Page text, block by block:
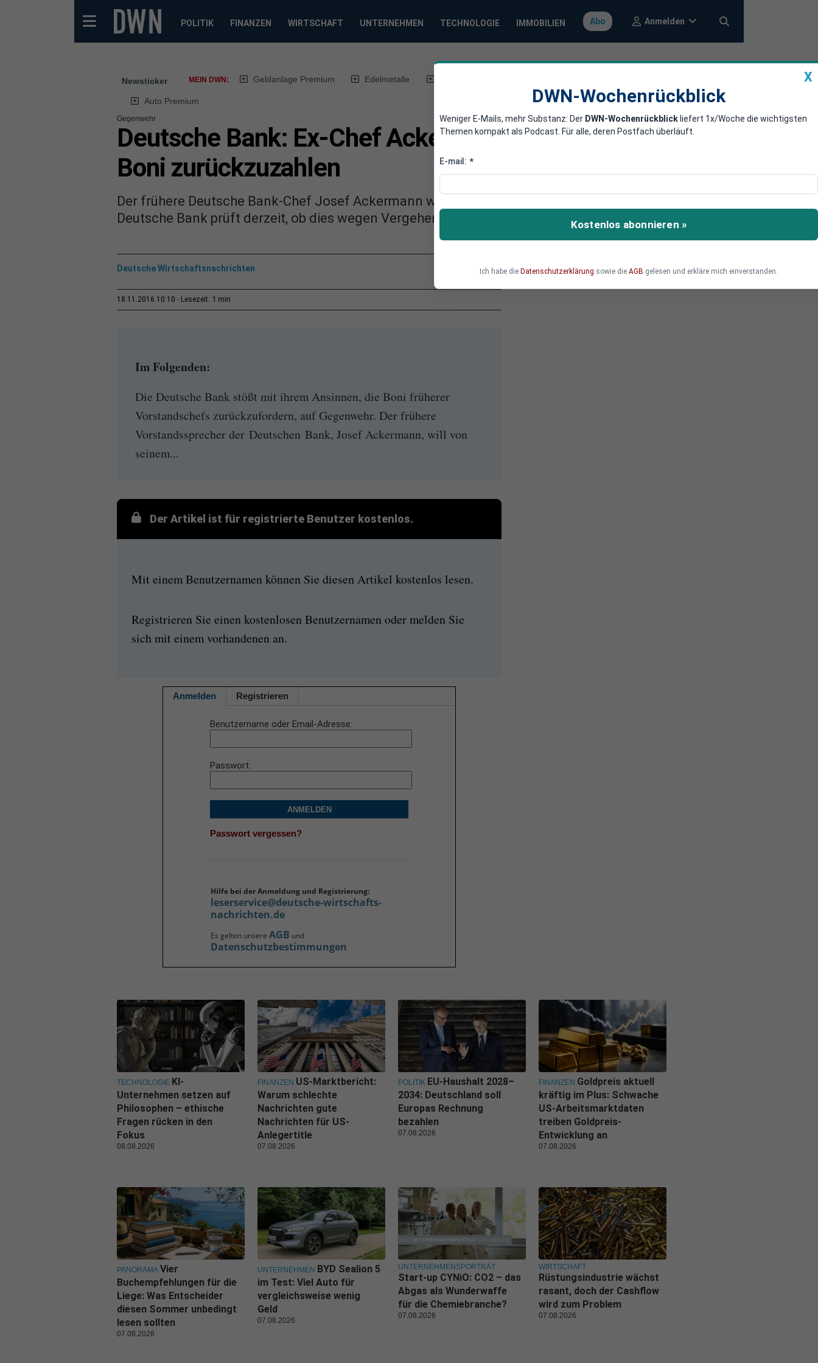
POLITIK FINANZEN WIRTSCHAFT UNTERNEHMEN TECHNOLOGIE IMMOBILIEN Abo Anmelden
Newsticker MEIN DWN: Geldanlage Premium Edelmetalle
Auto Premium
Gegenwehr
Deutsche Bank: Ex-Chef Ackermann weigert sich
Boni zurückzuzahlen
Der frühere Deutsche Bank-Chef Josef Ackermann weigert sich, seine Boni zurückzuzahlen. Die
Deutsche Bank prüft derzeit, ob dies wegen Vergehen Ackermanns möglich ist.
Deutsche Wirtschaftsnachrichten
18.11.2016 10:10 Lesezeit: 1 min
Im Folgenden:
Die Deutsche Bank stößt mit ihrem Ansinnen, die Boni früherer
Vorstandschefs zurückzufordern, auf Gegenwehr. Der frühere
Vorstandssprecher der Deutschen Bank, Josef Ackermann, will von
seinem...
Der Artikel ist für registrierte Benutzer kostenlos.
Mit einem Benutzernamen können Sie diesen Artikel kostenlos lesen.
Registrieren Sie einen kostenlosen Benutzernamen oder melden Sie
sich mit einem vorhandenen an.
Anmelden Registrieren
Benutzername oder Email-Adresse
Passwort
ANMELDEN
Passwort vergessen?
Hilfe bei der Anmeldung und Registrierung:
leserservice@deutsche-wirtschafts-
nachrichten.de
Es gelten unsere AGB und
Datenschutzbestimmungen
X
DWN-Wochenrückblick
Weniger E-Mails, mehr Substanz: Der DWN-Wochenrückblick liefert 1x/Woche die wichtigsten
Themen kompakt als Podcast. Für alle, deren Postfach überläuft.
E-mail: *
Kostenlos abonnieren »
Ich habe die Datenschutzerklärung sowie die AGB gelesen und erkläre mich einverstanden.
TECHNOLOGIE KI-
Unternehmen setzen auf
Philosophen – ethische
Fragen rücken in den
Fokus
08.08.2026
FINANZEN US-Marktbericht:
Warum schlechte
Nachrichten gute
Nachrichten für US-
Anlegertitle
07.08.2026
POLITIK EU-Haushalt 2028–
2034: Deutschland soll
Europas Rechnung
bezahlen
07.08.2026
FINANZEN Goldpreis aktuell
kräftig im Plus: Schwache
US-Arbeitsmarktdaten
treiben Goldpreis-
Entwicklung an
07.08.2026
PANORAMA Vier
Buchempfehlungen für die
Liege: Was Entscheider
diesen Sommer unbedingt
lesen sollten
07.08.2026
UNTERNEHMEN BYD Sealion 5
im Test: Viel Auto für
vergleichsweise wenig
Geld
07.08.2026
UNTERNEHMENSPORTRÄT
Start-up CYNiO: CO2 – das
Abgas als Wunderwaffe
für die Chemiebranche?
07.08.2026
WIRTSCHAFT
Rüstungsindustrie wächst
rasant, doch der Cashflow
wird zum Problem
07.08.2026